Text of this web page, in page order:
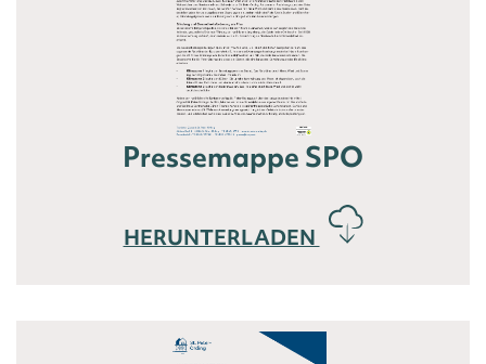
Pressemappe SPO
HERUNTERLADEN